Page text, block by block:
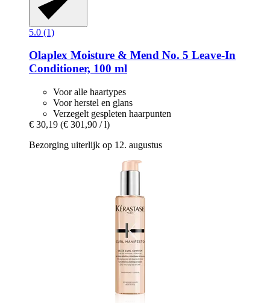
5.0 (1)
Olaplex Moisture & Mend No. 5 Leave-​In
Conditioner, 100 ml
Voor alle haartypes
Voor herstel en glans
Verzegelt gespleten haarpunten
€ 30,19 (€ 301,90 / l)
Bezorging uiterlijk op 12. augustus